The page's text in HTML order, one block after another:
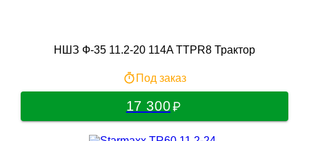
НШЗ Ф-35 11.2-20 114A TTPR8 Трактор
Под заказ
17 300